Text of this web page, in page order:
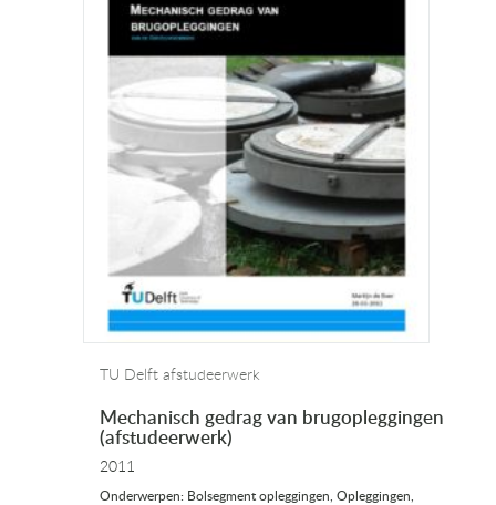
TU Delft afstudeerwerk
Mechanisch gedrag van brugopleggingen
(afstudeerwerk)
2011
Onderwerpen: Bolsegment opleggingen, Opleggingen,